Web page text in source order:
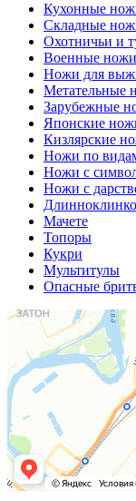
Кухонные
Складные
Охотничьи и
Военные ножи
Ножи для
Метательные
Зарубежные
Японские
Кизлярские
Ножи по
Ножи с
Ножи с
Мачете
Топоры
Кукри
Мультитулы
Опасные